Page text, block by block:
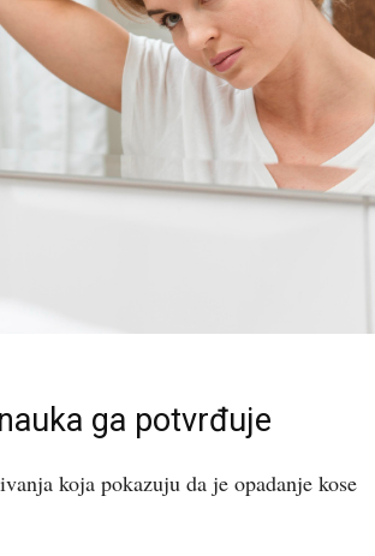
ga potvrđuje
koja pokazuju da je opadanje kose